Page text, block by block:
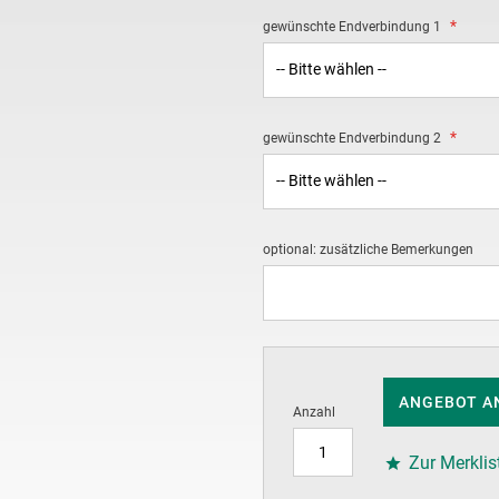
gewünschte Endverbindung 1
gewünschte Endverbindung 2
optional: zusätzliche Bemerkungen
Anzahl
ANGEBOT
Zur